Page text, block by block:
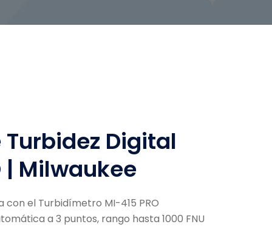
Digital
| Milwaukee
con el Turbidímetro MI-415 PRO
a 3 puntos, rango hasta 1000 FNU